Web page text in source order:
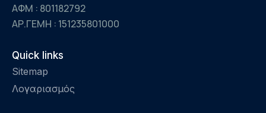
ΑΦΜ : 801182792
ΑΡ.ΓΕΜΗ : 151235801000
Quick links
Sitemap
Λογαριασμός